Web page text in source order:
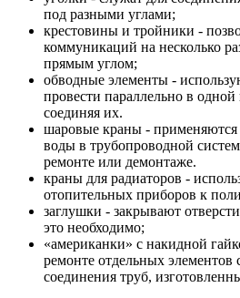
под разными углами;
крестовины и тройники -
коммуникаций на несколько
прямым углом;
обводные элементы -
провести параллельно в
соединяя их.
шаровые краны - применяются
воды в трубопроводной
ремонте или демонтаже.
краны для радиаторов -
отопительных приборов к
заглушки - закрывают
это необходимо;
«американки» с накидной
ремонте отдельных элементов
соединения труб,